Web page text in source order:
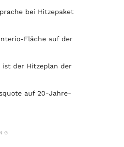
bei Hitzepaket
Fläche auf der
ist der Hitzeplan der
auf 20-Jahre-